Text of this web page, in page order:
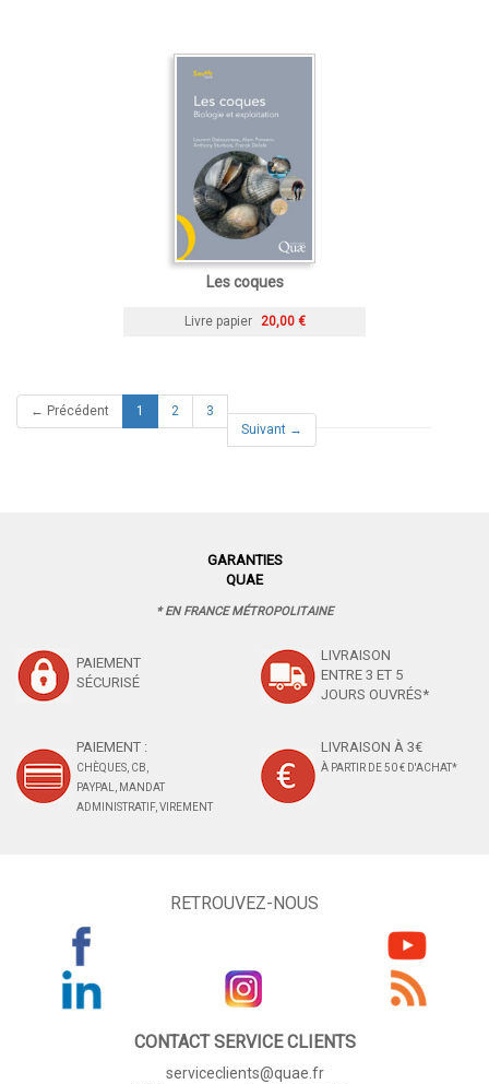
Les coques
Livre papier 20,00 €
← Précédent 1 (current)
2
3
Suivant →
GARANTIES
QUAE
* EN FRANCE MÉTROPOLITAINE
PAIEMENT
SÉCURISÉ
LIVRAISON
ENTRE 3 ET 5
JOURS OUVRÉS*
PAIEMENT :
CHÈQUES, CB,
PAYPAL, MANDAT
ADMINISTRATIF, VIREMENT
LIVRAISON À 3€
À PARTIR DE 50 € D'ACHAT*
RETROUVEZ-NOUS
CONTACT SERVICE CLIENTS
serviceclients@quae.fr